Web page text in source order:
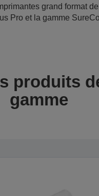
grand format
Pro et la gamme
produits
gamme